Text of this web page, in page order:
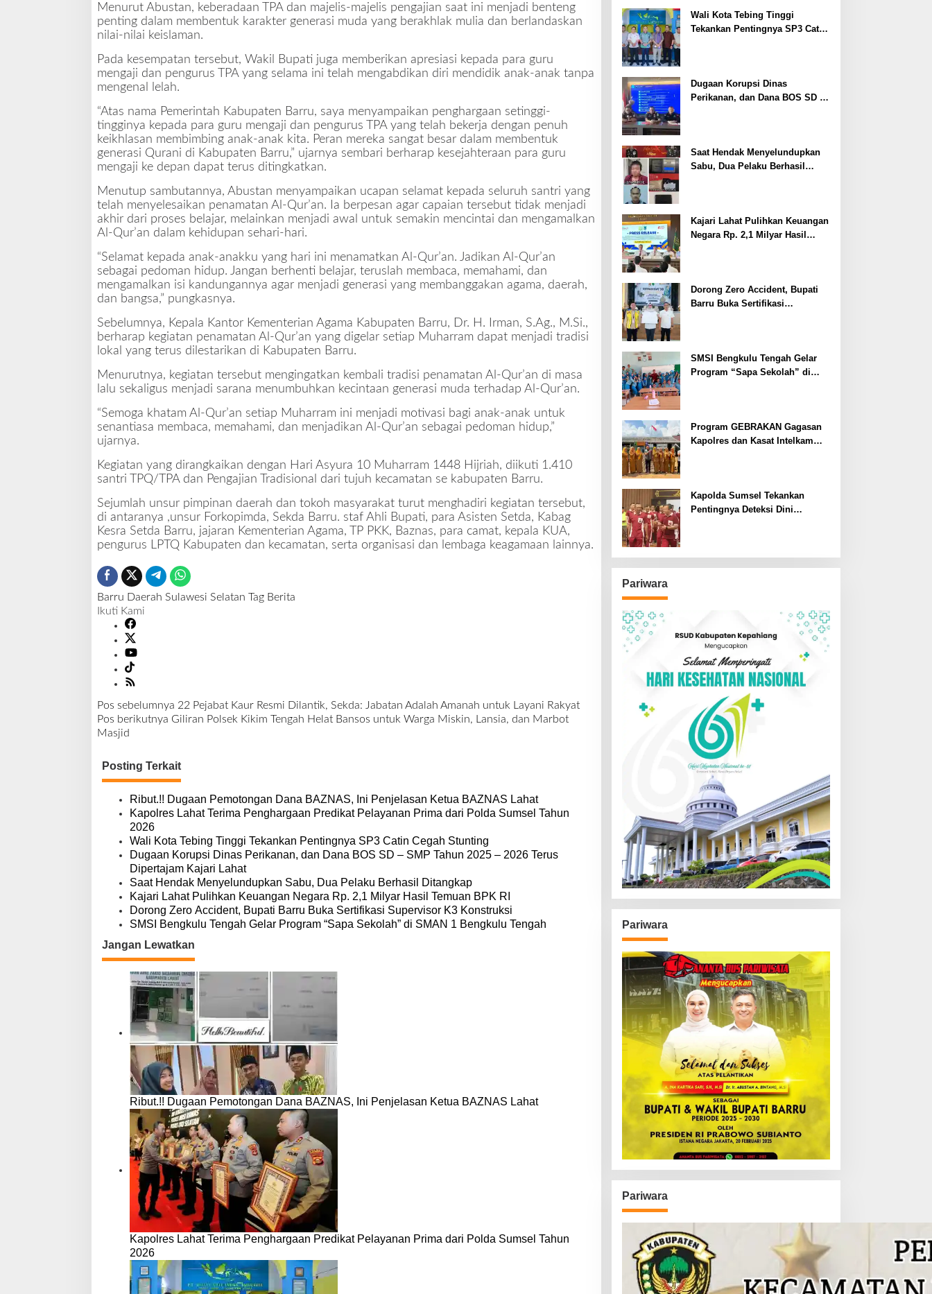
Menurut Abustan, keberadaan TPA dan majelis-majelis pengajian saat ini menjadi benteng
penting dalam membentuk karakter generasi muda yang berakhlak mulia dan berlandaskan
nilai-nilai keislaman.
Pada kesempatan tersebut, Wakil Bupati juga memberikan apresiasi kepada para guru
mengaji dan pengurus TPA yang selama ini telah mengabdikan diri mendidik anak-anak tanpa
mengenal lelah.
“Atas nama Pemerintah Kabupaten Barru, saya menyampaikan penghargaan setinggi-
tingginya kepada para guru mengaji dan pengurus TPA yang telah bekerja dengan penuh
keikhlasan membimbing anak-anak kita. Peran mereka sangat besar dalam membentuk
generasi Qurani di Kabupaten Barru,” ujarnya sembari berharap kesejahteraan para guru
mengaji ke depan dapat terus ditingkatkan.
Menutup sambutannya, Abustan menyampaikan ucapan selamat kepada seluruh santri yang
telah menyelesaikan penamatan Al-Qur’an. Ia berpesan agar capaian tersebut tidak menjadi
akhir dari proses belajar, melainkan menjadi awal untuk semakin mencintai dan mengamalkan
Al-Qur’an dalam kehidupan sehari-hari.
“Selamat kepada anak-anakku yang hari ini menamatkan Al-Qur’an. Jadikan Al-Qur’an
sebagai pedoman hidup. Jangan berhenti belajar, teruslah membaca, memahami, dan
mengamalkan isi kandungannya agar menjadi generasi yang membanggakan agama, daerah,
dan bangsa,” pungkasnya.
Sebelumnya, Kepala Kantor Kementerian Agama Kabupaten Barru, Dr. H. Irman, S.Ag., M.Si.,
berharap kegiatan penamatan Al-Qur’an yang digelar setiap Muharram dapat menjadi tradisi
lokal yang terus dilestarikan di Kabupaten Barru.
Menurutnya, kegiatan tersebut mengingatkan kembali tradisi penamatan Al-Qur’an di masa
lalu sekaligus menjadi sarana menumbuhkan kecintaan generasi muda terhadap Al-Qur’an.
“Semoga khatam Al-Qur’an setiap Muharram ini menjadi motivasi bagi anak-anak untuk
senantiasa membaca, memahami, dan menjadikan Al-Qur’an sebagai pedoman hidup,”
ujarnya.
Kegiatan yang dirangkaikan dengan Hari Asyura 10 Muharram 1448 Hijriah, diikuti 1.410
santri TPQ/TPA dan Pengajian Tradisional dari tujuh kecamatan se kabupaten Barru.
Sejumlah unsur pimpinan daerah dan tokoh masyarakat turut menghadiri kegiatan tersebut,
di antaranya ,unsur Forkopimda, Sekda Barru. staf Ahli Bupati, para Asisten Setda, Kabag
Kesra Setda Barru, jajaran Kementerian Agama, TP PKK, Baznas, para camat, kepala KUA,
pengurus LPTQ Kabupaten dan kecamatan, serta organisasi dan lembaga keagamaan lainnya.
Barru Daerah Sulawesi Selatan Tag Berita
Ikuti Kami
N
a
g
Pos sebelumnya 22 Pejabat Kaur Resmi Dilantik, Sekda: Jabatan Adalah Amanah untuk Layani Rakyat
Pos berikutnya Giliran Polsek Kikim Tengah Helat Bansos untuk Warga Miskin, Lansia, dan Marbot
Masjid
Posting Terkait
Ribut.!! Dugaan Pemotongan Dana BAZNAS, Ini Penjelasan Ketua BAZNAS Lahat
Kapolres Lahat Terima Penghargaan Predikat Pelayanan Prima dari Polda Sumsel Tahun
2026
Wali Kota Tebing Tinggi Tekankan Pentingnya SP3 Catin Cegah Stunting
Dugaan Korupsi Dinas Perikanan, dan Dana BOS SD – SMP Tahun 2025 – 2026 Terus
Dipertajam Kajari Lahat
Saat Hendak Menyelundupkan Sabu, Dua Pelaku Berhasil Ditangkap
Kajari Lahat Pulihkan Keuangan Negara Rp. 2,1 Milyar Hasil Temuan BPK RI
Dorong Zero Accident, Bupati Barru Buka Sertifikasi Supervisor K3 Konstruksi
SMSI Bengkulu Tengah Gelar Program “Sapa Sekolah” di SMAN 1 Bengkulu Tengah
Jangan Lewatkan
Ribut.!! Dugaan Pemotongan Dana BAZNAS, Ini Penjelasan Ketua BAZNAS Lahat
Kapolres Lahat Terima Penghargaan Predikat Pelayanan Prima dari Polda Sumsel Tahun
2026
Wali Kota Tebing Tinggi
Tekankan Pentingnya SP3 Catin
Dugaan Korupsi Dinas
Perikanan, dan Dana BOS SD –
Saat Hendak Menyelundupkan
Sabu, Dua Pelaku Berhasil
Kajari Lahat Pulihkan Keuangan
Negara Rp. 2,1 Milyar Hasil
Dorong Zero Accident, Bupati
Barru Buka Sertifikasi
SMSI Bengkulu Tengah Gelar
Program “Sapa Sekolah” di
Program GEBRAKAN Gagasan
Kapolres dan Kasat Intelkam
Kapolda Sumsel Tekankan
Pentingnya Deteksi Dini
Pariwara
Pariwara
Pariwara